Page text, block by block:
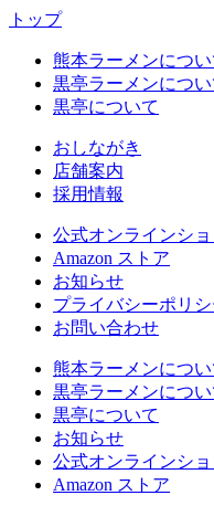
トップ
熊本ラーメンについ
黒亭ラーメンについ
黒亭について
おしながき
店舗案内
採用情報
公式オンラインシ
Amazon ストア
お知らせ
プライバシーポリシ
お問い合わせ
熊本ラーメンについ
黒亭ラーメンについ
黒亭について
お知らせ
公式オンラインシ
Amazon ストア